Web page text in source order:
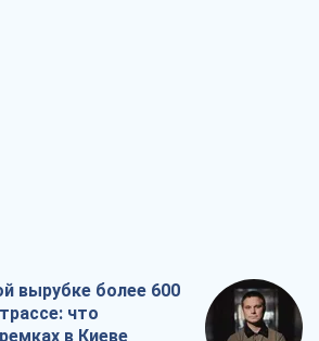
вырубке более 600
что
в Киеве